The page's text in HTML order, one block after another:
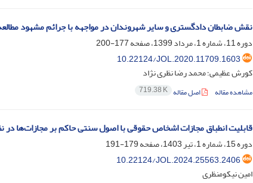
نقش ضابطان دادگستری و سایر شهروندان در مواجهه با جرائم مشهود
دوره 11، شماره 1، مرداد 1399، صفحه
177-200
10.22124/JOL.2020.11709.1603
کورش عظیمی؛ محمد رضا نظری نژاد
مشاهده مقاله اصل مقاله 719.38 K
قابلیت انطباق مجازات اشخاص حقوقی با اصول سنتی حاکم بر مجازات‌ها در
دوره 15، شماره 1، تیر 1403، صفحه
179-191
10.22124/JOL.2024.25563.2406
امین نیکومنظری